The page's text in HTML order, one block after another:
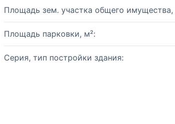
Площадь зем. участка общего имущества,
Площадь парковки, м²:
Серия, тип постройки здания: